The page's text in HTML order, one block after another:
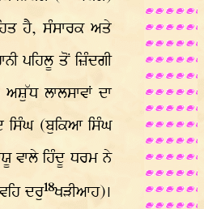
ਹੈ, ਸੰਸਾਰਕ ਅਤੇ
ਪਹਿਲੂ ਤੋਂ ਜ਼ਿੰਦਗੀ
ਲਾਲਸਾਵਾਂ ਦਾ
ਸਿੰਘ (ਬੁਕਿਆ ਸਿੰਘ
ਵਾਲੇ ਹਿੰਦੂ ਧਰਮ ਨੇ
ਦਰੁ18ਖੜੀਆਹ)।